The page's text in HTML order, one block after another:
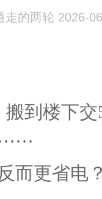
走的两轮 2026-
到楼下
……
而更省电